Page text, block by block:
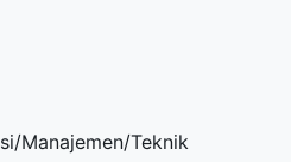
Manajemen/Teknik